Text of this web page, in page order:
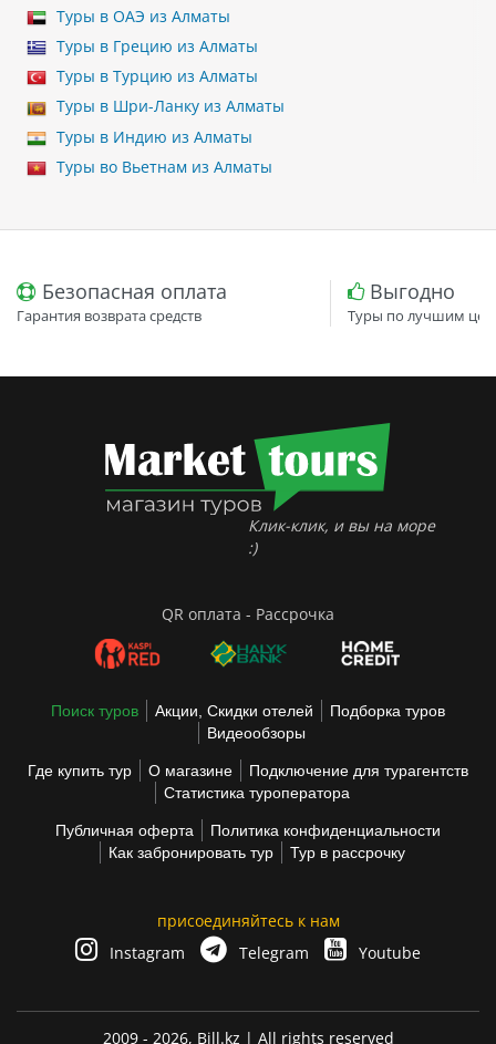
Туры в ОАЭ из Алматы
Туры в Грецию из Алматы
Туры в Турцию из Алматы
Туры в Шри-Ланку из Алматы
Туры в Индию из Алматы
Туры во Вьетнам из Алматы
Безопасная оплата
Гарантия возврата средств
Выгодно
Туры по лучшим
Клик-клик, и вы на море
:)
QR оплата - Рассрочка
Поиск туров Акции, Скидки отелей
Подборка туров
Видеообзоры
Где купить тур О магазине
Подключение для турагентств
Статистика туроператора
Публичная оферта
Политика конфиденциальности
Как забронировать тур
Тур в рассрочку
присоединяйтесь к нам
Instagram
Telegram Youtube
2009 - 2026, Bill.kz | All rights reserved